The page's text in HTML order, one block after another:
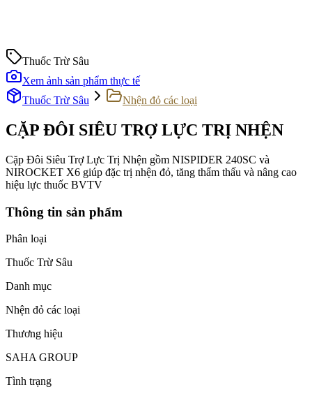
Thuốc Trừ Sâu
Xem ảnh sản phẩm thực tế
Thuốc Trừ Sâu
Nhện đỏ các loại
CẶP ĐÔI SIÊU TRỢ LỰC TRỊ NHỆN
Cặp Đôi Siêu Trợ Lực Trị Nhện gồm NISPIDER 240SC và
NIROCKET X6 giúp đặc trị nhện đỏ, tăng thẩm thấu và nâng cao
hiệu lực thuốc BVTV
Thông tin sản phẩm
Phân loại
Thuốc Trừ Sâu
Danh mục
Nhện đỏ các loại
Thương hiệu
SAHA GROUP
Tình trạng